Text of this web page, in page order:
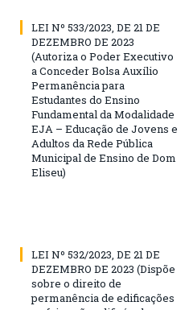
LEI Nº 533/2023, DE 21 DE
DEZEMBRO DE 2023
(Autoriza o Poder Executivo
a Conceder Bolsa Auxílio
Permanência para
Estudantes do Ensino
Fundamental da Modalidade
EJA – Educação de Jovens e
Adultos da Rede Pública
Municipal de Ensino de Dom
Eliseu)
LEI Nº 532/2023, DE 21 DE
DEZEMBRO DE 2023 (Dispõe
sobre o direito de
permanência de edificações